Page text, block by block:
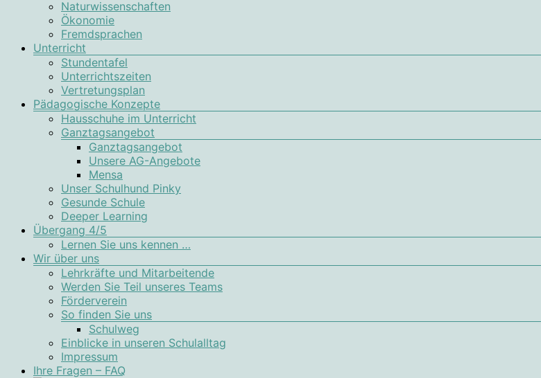
Naturwissenschaften
Ökonomie
Fremdsprachen
Unterricht
Stundentafel
Unterrichtszeiten
Vertretungsplan
Pädagogische Konzepte
Hausschuhe im Unterricht
Ganztagsangebot
Ganztagsangebot
Unsere AG-Angebote
Mensa
Unser Schulhund Pinky
Gesunde Schule
Deeper Learning
Übergang 4/5
Lernen Sie uns kennen …
Wir über uns
Lehrkräfte und Mitarbeitende
Werden Sie Teil unseres Teams
Förderverein
So finden Sie uns
Schulweg
Einblicke in unseren Schulalltag
Impressum
Ihre Fragen – FAQ